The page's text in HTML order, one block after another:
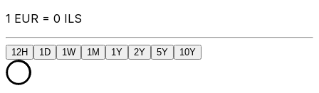
1 EUR = 0 ILS
12H 1D 1W 1M 1Y 2Y 5Y 10Y